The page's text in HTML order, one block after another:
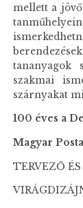
mellett a
tananyagok
szakmai
szárnyakat
100 éves a
Magyar
TERVEZŐ